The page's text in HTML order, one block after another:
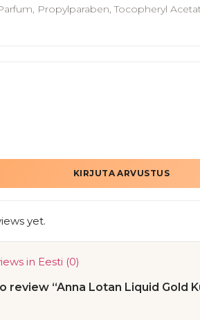
Propylparaben, Tocopheryl
KIRJUTA ARVUSTUS
yet.
in Eesti (0)
review “Anna Lotan Liquid Gold